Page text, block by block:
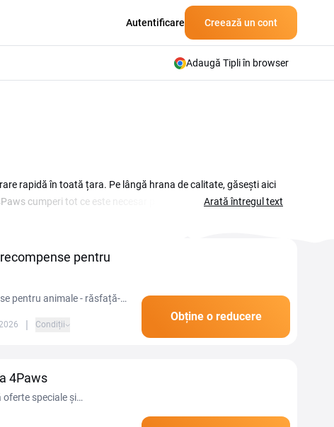
Autentificare Creează un cont
Adaugă Tipli în browser
rapidă în toată țara. Pe lângă hrana de calitate, găsești aici
cumperi tot ce este necesar pentru animalul tău la un preț
Arată întregul text
pentru
pentru animale - răsfață-ți
| Condiții
Obține o reducere
4Paws
oferte speciale și